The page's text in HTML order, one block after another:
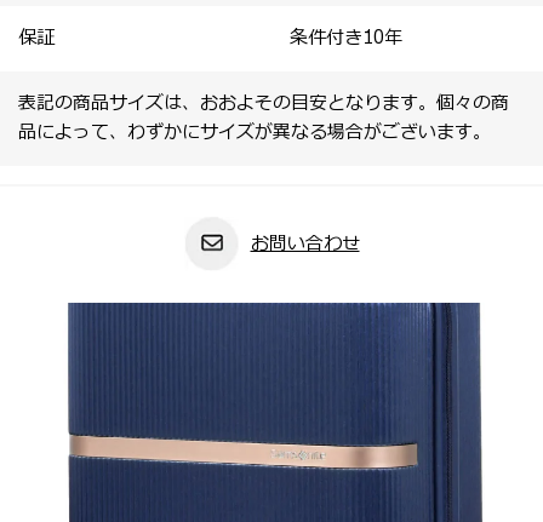
保証 条件付き10年
表記の商品サイズは、おおよその目安となります。個々の商
品によって、わずかにサイズが異なる場合がございます。
お問い合わせ